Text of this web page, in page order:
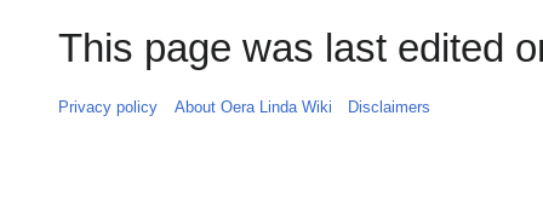
This page was last edited
Privacy policy About Oera Linda Wiki Disclaimers